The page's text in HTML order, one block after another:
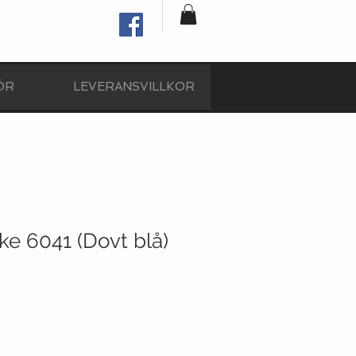
LEVERANSVILLKOR
6041 (Dovt blå)